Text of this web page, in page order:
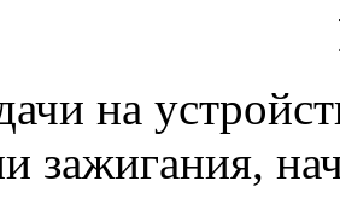
на
зажигания,